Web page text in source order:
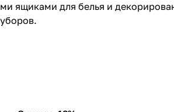
ящиками для белья и